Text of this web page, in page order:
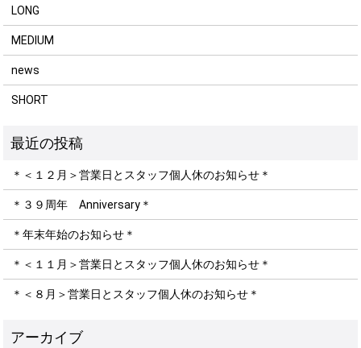
LONG
MEDIUM
news
SHORT
＊＜１２月＞営業日とスタッフ個人休のお知らせ＊
＊３９周年 Anniversary＊
＊年末年始のお知らせ＊
＊＜１１月＞営業日とスタッフ個人休のお知らせ＊
＊＜８月＞営業日とスタッフ個人休のお知らせ＊